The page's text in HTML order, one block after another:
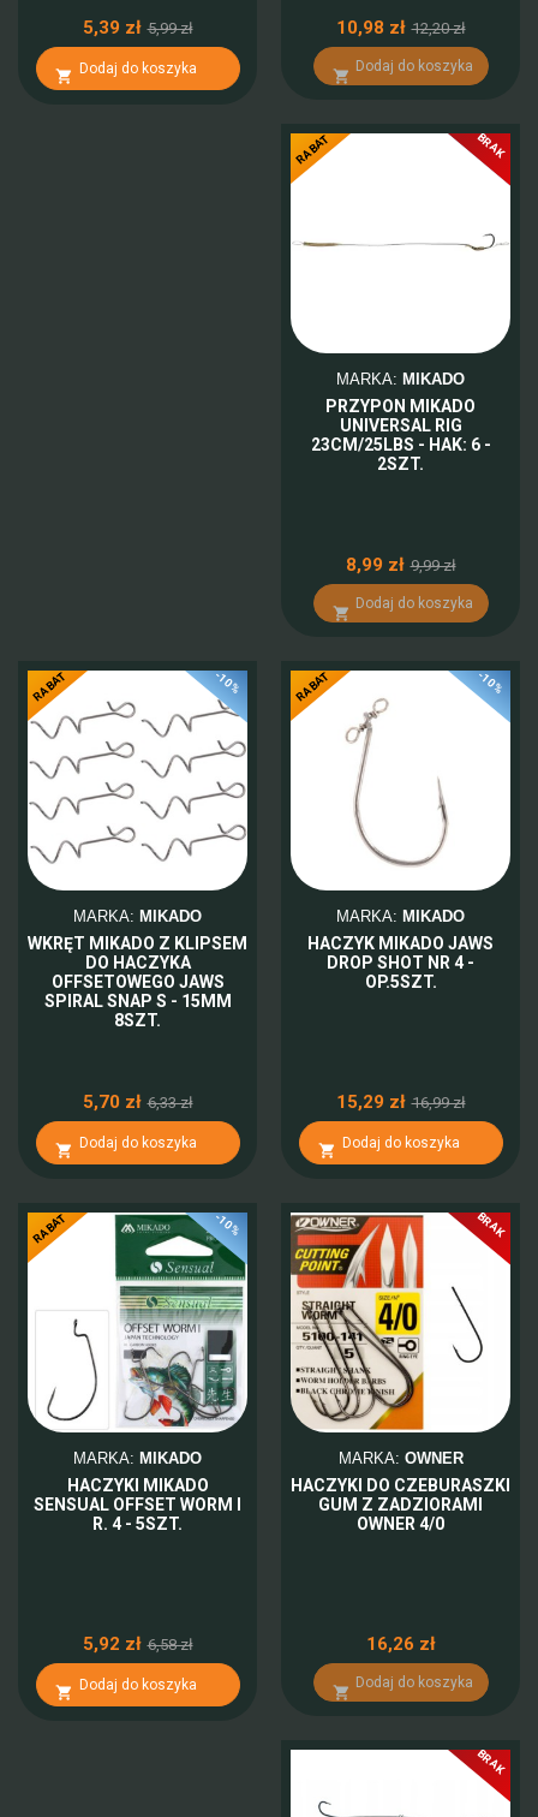
5,39 zł 5,99 zł
 Dodaj do koszyka
10,98 zł 12,20 zł

Dodaj do koszyka
-10%
RABAT BRAK
MARKA: MIKADO
PRZYPON MIKADO
UNIVERSAL RIG
23CM/25LBS - HAK: 6 -
2SZT.
8,99 zł 9,99 zł

Dodaj do koszyka
-10%
RABAT
MARKA: MIKADO
WKRĘT MIKADO Z KLIPSEM
DO HACZYKA
OFFSETOWEGO JAWS
SPIRAL SNAP S - 15MM
8SZT.
5,70 zł 6,33 zł
 Dodaj do koszyka
-10%
RABAT
MARKA: MIKADO
HACZYK MIKADO JAWS
DROP SHOT NR 4 -
OP.5SZT.
15,29 zł 16,99 zł
 Dodaj do koszyka
-10%
RABAT
MARKA: MIKADO
HACZYKI MIKADO
SENSUAL OFFSET WORM I
R. 4 - 5SZT.
5,92 zł 6,58 zł
 Dodaj do koszyka
BRAK
MARKA: OWNER
HACZYKI DO CZEBURASZKI
GUM Z ZADZIORAMI
OWNER 4/0
16,26 zł

Dodaj do koszyka
BRAK